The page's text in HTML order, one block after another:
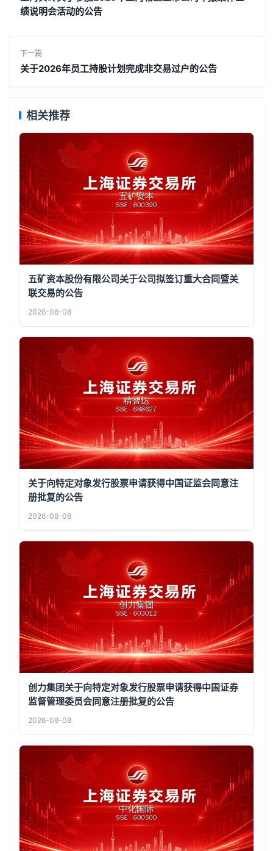
绩说明会活动的公告
下一篇
关于2026年员工持股计划完成非交易过户的公告
相关推荐
五矿资本股份有限公司关于公司拟签订重大合同暨关
联交易的公告
2026-08-08
关于向特定对象发行股票申请获得中国证监会同意注
册批复的公告
2026-08-08
创力集团关于向特定对象发行股票申请获得中国证券
监督管理委员会同意注册批复的公告
2026-08-08